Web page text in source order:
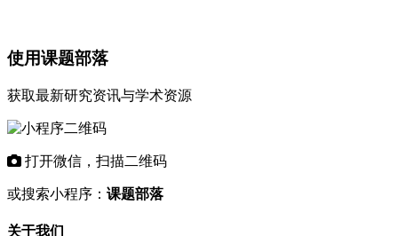
使用课题部落
获取最新研究资讯与学术资源
打开微信，扫描二维码
或搜索小程序： 课题部落
关于我们